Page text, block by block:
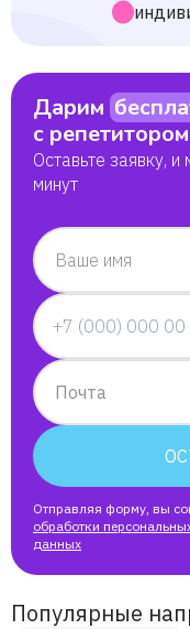
Дарим
с репетитором
Оставьте заявку,
минут
Ваше имя
Почта
Отправляя форму, вы
обработки
данных
Популярные